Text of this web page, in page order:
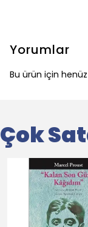
Yorumlar
Bu ürün için
Çok